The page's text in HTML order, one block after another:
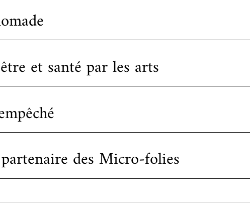
et santé par les arts
des Micro-folies